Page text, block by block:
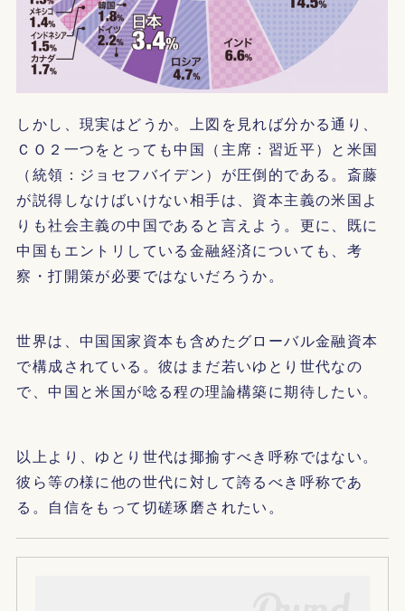
しかし、現実はどうか。上図を見れば分かる通り、
ＣＯ２一つをとっても中国（主席：習近平）と米国
（統領：ジョセフバイデン）が圧倒的である。斎藤
が説得しなけばいけない相手は、資本主義の米国よ
りも社会主義の中国であると言えよう。更に、既に
中国もエントリしている金融経済についても、考
察・打開策が必要ではないだろうか。
世界は、中国国家資本も含めたグローバル金融資本
で構成されている。彼はまだ若いゆとり世代なの
で、中国と米国が唸る程の理論構築に期待したい。
以上より、ゆとり世代は揶揄すべき呼称ではない。
彼ら等の様に他の世代に対して誇るべき呼称であ
る。自信をもって切磋琢磨されたい。